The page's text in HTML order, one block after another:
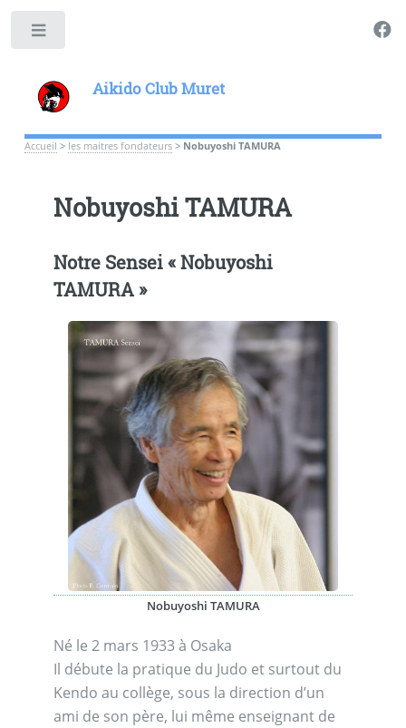
Aikido Club Muret
Accueil > les maitres fondateurs> Nobuyoshi TAMURA
Nobuyoshi TAMURA
Notre Sensei « Nobuyoshi
TAMURA »
Nobuyoshi TAMURA
Né le 2 mars 1933 à Osaka
Il débute la pratique du Judo et surtout du
Kendo au collège, sous la direction d’un
ami de son père, lui même enseignant de